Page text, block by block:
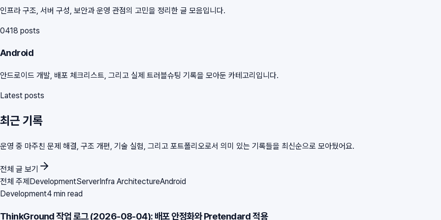
인프라 구조, 서버 구성, 보안과 운영 관점의 고민을 정리한 글 모음입니다.
0418 posts
Android
안드로이드 개발, 배포 체크리스트, 그리고 실제 트러블슈팅 기록을 모아둔 카테고리입니다.
Latest posts
최근 기록
운영 중 마주친 문제 해결, 구조 개편, 기술 실험, 그리고 포트폴리오로서 의미 있는 기록들을 최신순으로 모아뒀어요.
전체 글 보기
전체 주제DevelopmentServerInfra ArchitectureAndroid
Development4 min read
ThinkGround 작업 로그 (2026-08-04): 배포 안정화와 Pretendard 적용